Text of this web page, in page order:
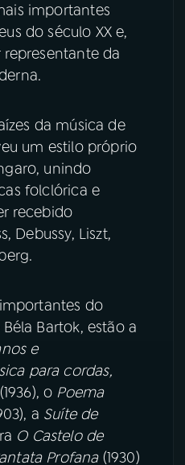
importantes
do século XX e,
da
da música de
um estilo próprio
unindo
folclórica e
recebido
Debussy, Liszt,
do
Bartok, estão a
e
para cordas,
o Poema
a Suíte de
O Castelo de
Profana(1930)